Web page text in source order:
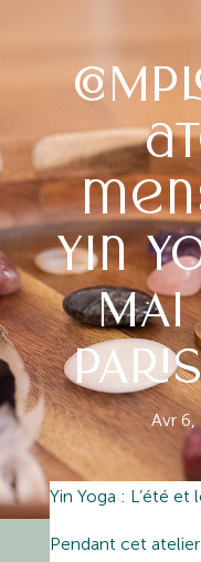
yin
Avr
Yin Yoga : L’été
Pendant cet